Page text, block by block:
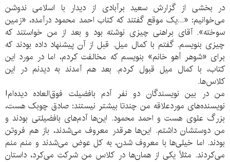
در بخشی از گزارش سعید برآبادی از دیدار با اسلامی ندوشن
می‌خوانیم: «...یک موقع گفتند که کتاب احمد محمود درآمده، «زمین
سوخته». آقای براهنی چیزی نوشته بود و بعد از من خواستند که
چیزی بنویسم. گفتم با کمال میل. قبل از آن پیشنهاد داده بودند که
برای «شوهر آهو خانم» بنویسم که مخالفت کردم، اما در مورد این
کتاب، با کمال میل قبول کردم. بعد هم آمدند به دیدنم در این
کلاس‌ها.
من در بین نویسندگان دو نفر آدم بافضیلت فوق‌العاده دیده‌ام!
نویسنده‌های موردعلاقه من چندتا بیشتر نیستند: صادق چوبک هست،
بزرگ علوی هست و احمد محمود. این‌ها آدم‌های بافضیلتی بودند و
من دوستشان داشتم. این‌ها هرقدر معروف می‌شدند، باز هم فروتن
بودند. اما خیلی‌ها با معروف شدن، به کل عوض می‌شدند و منم منم
می‌کردند. مثلاً یکی از همان‌ها در کلاس من شرکت می‌کرد، داستان